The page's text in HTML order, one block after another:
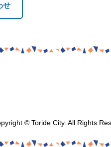
せ
© Toride City. All Rights